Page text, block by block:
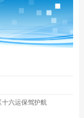
六运保驾护航